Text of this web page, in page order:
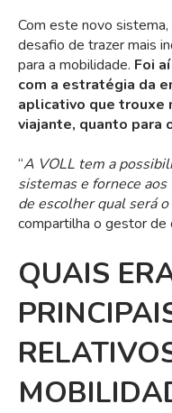
Com este novo
desafio de trazer mais
para a mobilidade. Foi
com a estratégia da
aplicativo que trouxe
viajante, quanto para
“A VOLL tem a
sistemas e fornece
de escolher qual será
compartilha o gestor de
QUAIS